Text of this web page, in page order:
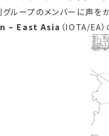
ループのメンバーに声を
– East Asia （IOTA/EA